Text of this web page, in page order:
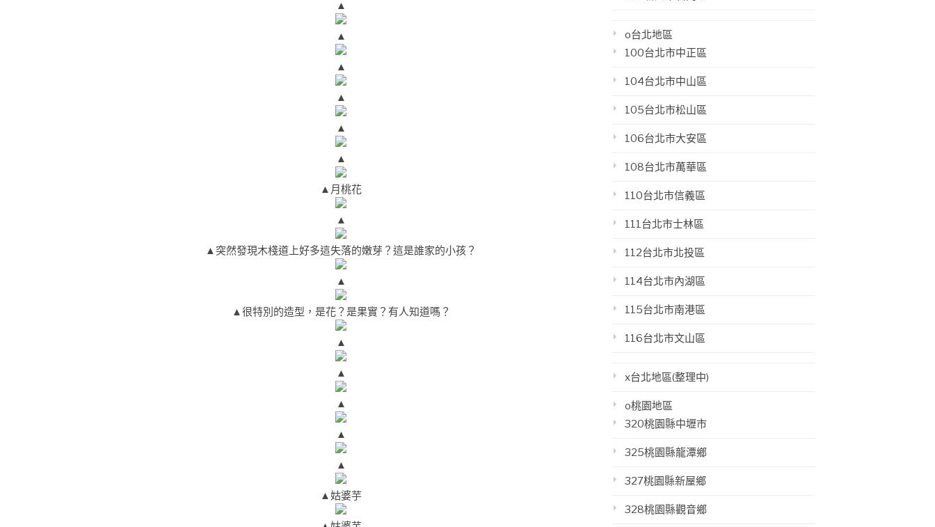
▲
▲
▲
▲
▲
▲
▲ 月桃花
▲
▲突然發現木棧道上好多這失落的嫩芽？這是誰家的小孩？
▲
▲很特別的造型，是花？是果實？有人知道嗎？
▲
▲
▲
▲
▲
▲姑婆芋
o台北地區
100台北市中正區
104台北市中山區
105台北市松山區
106台北市大安區
108台北市萬華區
110台北市信義區
111台北市士林區
112台北市北投區
114台北市內湖區
115台北市南港區
116台北市文山區
x台北地區(整理中)
o桃園地區
320桃園縣中壢市
325桃園縣龍潭鄉
327桃園縣新屋鄉
328桃園縣觀音鄉